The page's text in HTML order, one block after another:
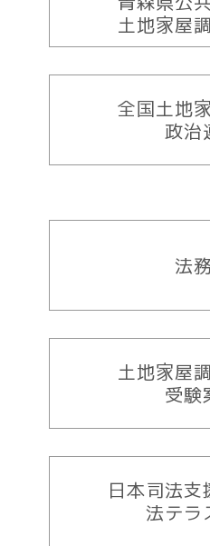
土地家屋
全国土地
政治
法
土地家屋
受験
日本司法支
法テラ